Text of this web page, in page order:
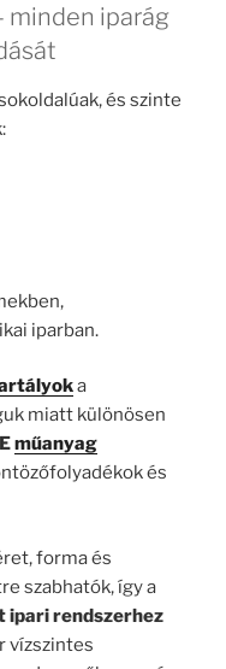
minden iparág
és szinte
iparban.
a
miatt különösen
műanyag
és
forma és
szabhatók, így a
ipari rendszerhez
vízszintes